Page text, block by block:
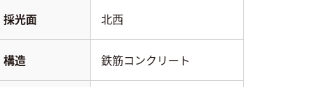
採光面 北西
構造 鉄筋コンクリート